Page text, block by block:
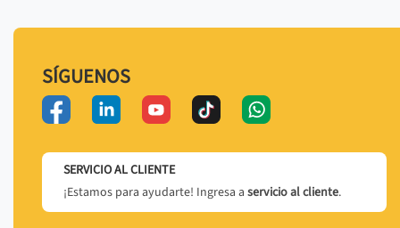
SÍGUENOS
SERVICIO AL CLIENTE
¡Estamos para ayudarte! Ingresa a servicio al cliente.